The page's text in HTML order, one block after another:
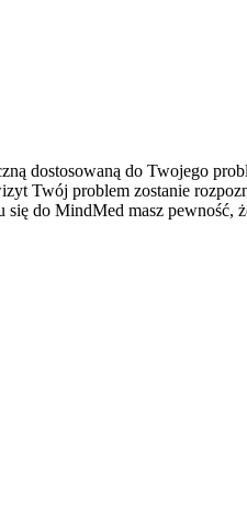
dostosowaną do Twojego
Twój problem zostanie
do MindMed masz pewność,